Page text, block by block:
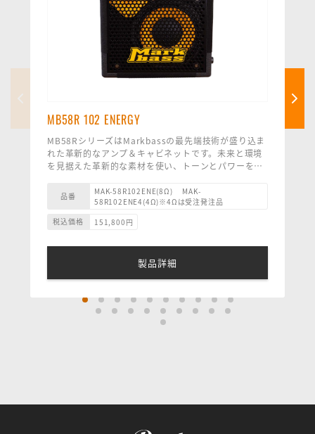
MB58R 102 ENERGY
MB58RシリーズはMarkbassの最先端技術が盛り込ま
れた革新的なアンプ＆キャビネットです。未来と環境
を見据えた革新的な素材を使い、トーンとパワーを犠
MB58R 102 ENERGY は、2x10 インチ Markbass ネ
オジム カスタム スピーカーとホーン付き 1 インチ ド
ライバーを備えており、革新的なエンクロージャー素
材のおかげで重量はわずか 11.1 kg です。 このキャビ
ENERGY または MB58R 151 ENERGY など) を追加す
ると、迫力の素晴らしいスタックを構成できます。
品番
MAK-58R102ENE(8Ω) MAK-
58R102ENE4(4Ω)※4Ωは受注発注品
税込価格
151,800 円
製品詳細